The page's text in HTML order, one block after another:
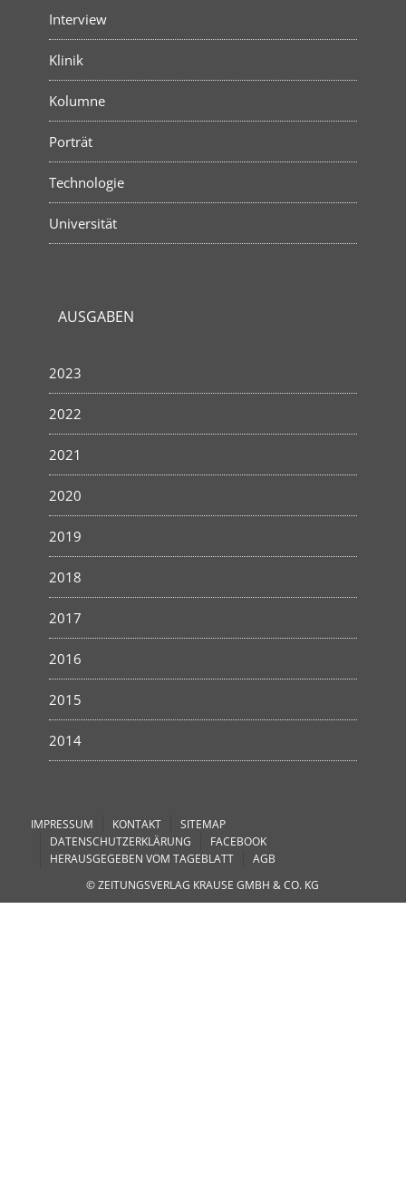
Interview
Klinik
Kolumne
Porträt
Technologie
Universität
AUSGABEN
2023
2022
2021
2020
2019
2018
2017
2016
2015
2014
IMPRESSUM KONTAKT
SITEMAP
DATENSCHUTZERKLÄRUNG
FACEBOOK
HERAUSGEGEBEN VOM TAGEBLATT
AGB
© ZEITUNGSVERLAG KRAUSE GMBH & CO. KG